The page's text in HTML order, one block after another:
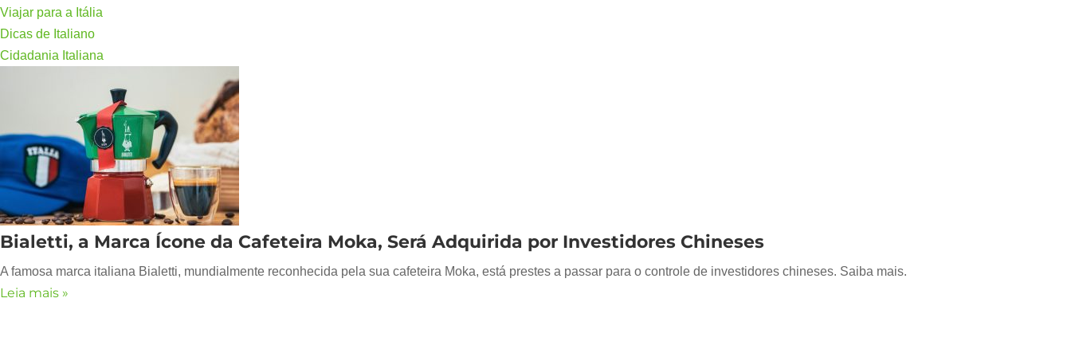
Viajar para a Itália
Dicas de Italiano
Cidadania Italiana
Bialetti, a Marca Ícone da Cafeteira Moka, Será Adquirida por Investidores Chineses
A famosa marca italiana Bialetti, mundialmente reconhecida pela sua cafeteira Moka, está prestes a passar para o controle de investidores chineses. Saiba mais.
Leia mais »